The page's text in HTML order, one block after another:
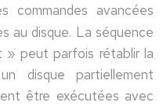
commandes avancées
au disque. La séquence
peut parfois rétablir la
disque partiellement
être exécutées avec